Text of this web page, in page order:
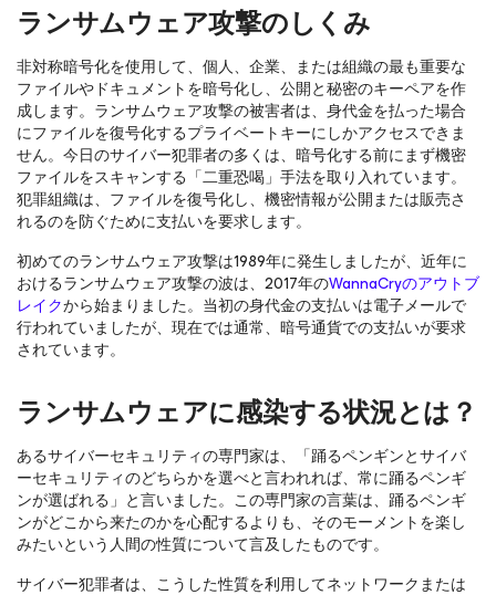
ランサムウェア攻撃のしくみ
非対称暗号化を使用して、個人、企業、または組織の最も重要な
ファイルやドキュメントを暗号化し、公開と秘密のキーペアを作
成します。ランサムウェア攻撃の被害者は、身代金を払った場合
にファイルを復号化するプライベートキーにしかアクセスできま
せん。今日のサイバー犯罪者の多くは、暗号化する前にまず機密
ファイルをスキャンする「二重恐喝」手法を取り入れています。
犯罪組織は、ファイルを復号化し、機密情報が公開または販売さ
れるのを防ぐために支払いを要求します。
初めてのランサムウェア攻撃は1989年に発生しましたが、近年に
おけるランサムウェア攻撃の波は、2017年のWannaCryのアウトブ
レイクから始まりました。当初の身代金の支払いは電子メールで
行われていましたが、現在では通常、暗号通貨での支払いが要求
されています。
ランサムウェアに感染する状況とは？
あるサイバーセキュリティの専門家は、「踊るペンギンとサイバ
ーセキュリティのどちらかを選べと言われれば、常に踊るペンギ
ンが選ばれる」と言いました。この専門家の言葉は、踊るペンギ
ンがどこから来たのかを心配するよりも、そのモーメントを楽し
みたいという人間の性質について言及したものです。
サイバー犯罪者は、こうした性質を利用してネットワークまたは